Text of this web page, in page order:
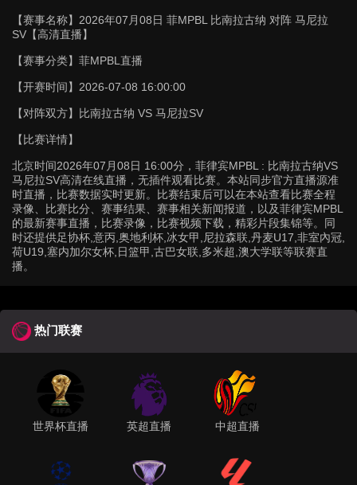
【赛事名称】 2026年07月08日 菲MPBL 比南拉古纳 对阵 马尼拉
SV【高清直播】
【赛事分类】 菲MPBL直播
【开赛时间】 2026-07-08 16:00:00
【对阵双方】 比南拉古纳 VS 马尼拉SV
【比赛详情】
北京时间2026年07月08日 16:00分，菲律宾MPBL : 比南拉古纳VS
马尼拉SV高清在线直播，无插件观看比赛。本站同步官方直播源准
时直播，比赛数据实时更新。比赛结束后可以在本站查看比赛全程
录像、比赛比分、赛事结果、赛事相关新闻报道，以及菲律宾MPBL
的最新赛事直播，比赛录像，比赛视频下载，精彩片段集锦等。同
时还提供足协杯,意丙,奥地利杯,冰女甲,尼拉森联,丹麦U17,非室內冠,
荷U19,塞内加尔女杯,日篮甲,古巴女联,多米超,澳大学联等联赛直
播。
热门联赛
世界杯直播 英超直播 中超直播